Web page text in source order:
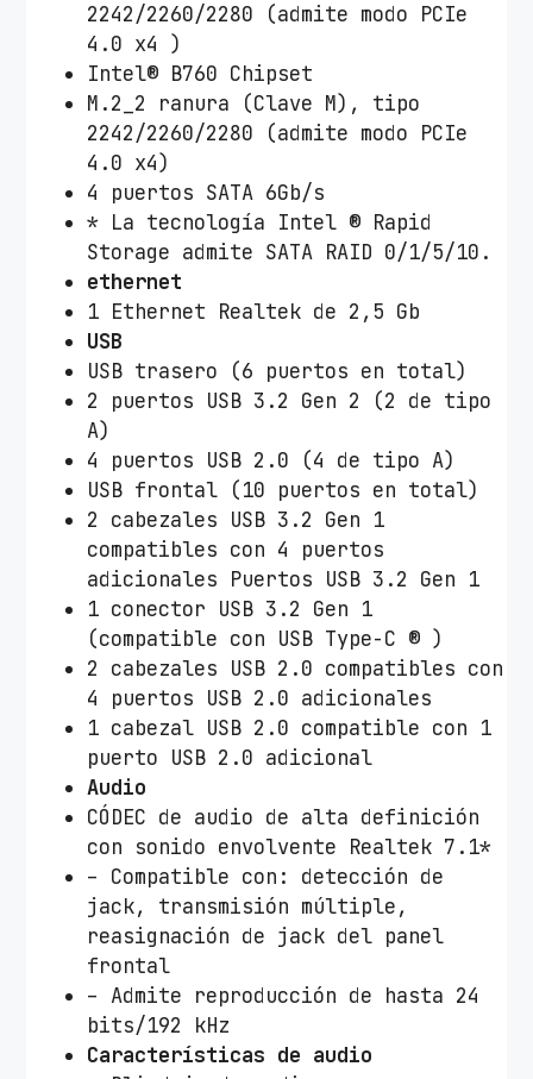
2242/2260/2280 (admite modo PCIe
4.0 x4 )
Intel® B760 Chipset
M.2_2 ranura (Clave M), tipo
2242/2260/2280 (admite modo PCIe
4.0 x4)
4 puertos SATA 6Gb/s
* La tecnología Intel ® Rapid
Storage admite SATA RAID 0/1/5/10.
ethernet
1 Ethernet Realtek de 2,5 Gb
USB
USB trasero (6 puertos en total)
2 puertos USB 3.2 Gen 2 (2 de tipo
A)
4 puertos USB 2.0 (4 de tipo A)
USB frontal (10 puertos en total)
2 cabezales USB 3.2 Gen 1
compatibles con 4 puertos
adicionales Puertos USB 3.2 Gen 1
1 conector USB 3.2 Gen 1
(compatible con USB Type-C ® )
2 cabezales USB 2.0 compatibles con
4 puertos USB 2.0 adicionales
1 cabezal USB 2.0 compatible con 1
puerto USB 2.0 adicional
Audio
CÓDEC de audio de alta definición
con sonido envolvente Realtek 7.1*
– Compatible con: detección de
jack, transmisión múltiple,
reasignación de jack del panel
frontal
– Admite reproducción de hasta 24
bits/192 kHz
Características de audio